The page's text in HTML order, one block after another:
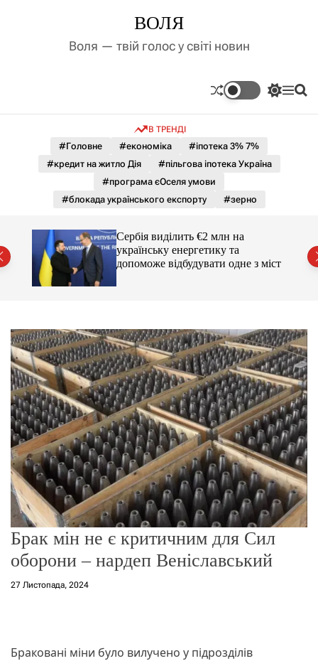
д
ВОЛЯ
Воля — твій голос у світі новин
П
м
к
к
р
р
е
ж
и
м
у
М П
В ТРЕНДІ
#Головне #економіка
#іпотека 3% 7%
#кредит на житло Дія
#пільгова іпотека Україна
#програма єОселя умови
#блокада українського експорту
#зерно
Сербія виділить €2 млн на
українську енергетику та
допоможе відбудувати одне з міст
Брак мін не є критичним для Сил
оборони – нардеп Веніславський
27 Листопада, 2024
Браковані міни було вилучено у підрозділів